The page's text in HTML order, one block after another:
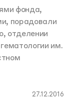
фонда,
порадовали
отделении
им.
27.12.2016